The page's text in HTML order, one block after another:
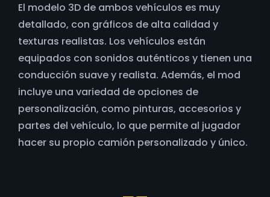
El modelo 3D de ambos vehículos es muy
detallado, con gráficos de alta calidad y
texturas realistas. Los vehículos están
equipados con sonidos auténticos y tienen una
conducción suave y realista. Además, el mod
incluye una variedad de opciones de
personalización, como pinturas, accesorios y
partes del vehículo, lo que permite al jugador
hacer su propio camión personalizado y único.